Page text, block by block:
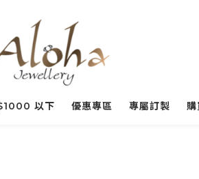
以下 優惠專區 專屬訂製